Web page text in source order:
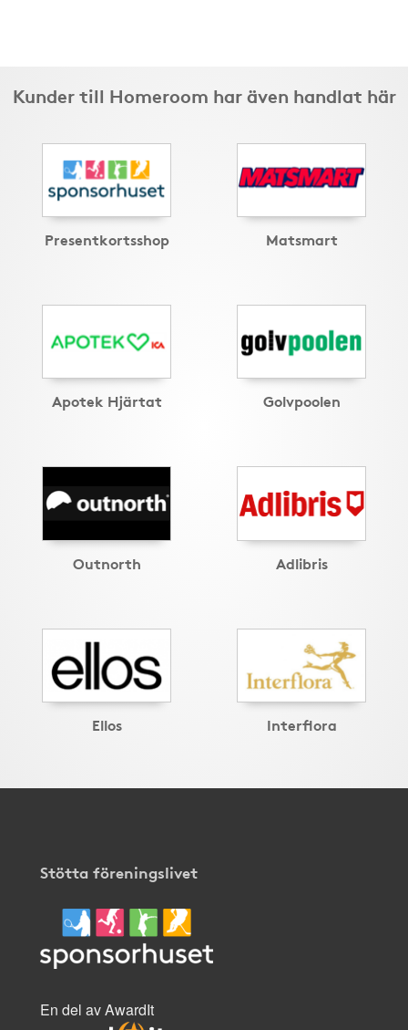
Kunder till Homeroom har även handlat här
Presentkortsshop Matsmart
Apotek Hjärtat Golvpoolen
Outnorth Adlibris
Ellos Interflora
Stötta föreningslivet
En del av AwardIt